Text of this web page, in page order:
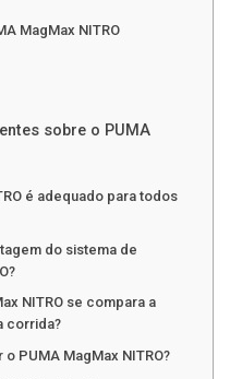
MagMax NITRO
sobre o PUMA
é adequado para todos
do sistema de
NITRO se compara a
corrida?
PUMA MagMax NITRO?